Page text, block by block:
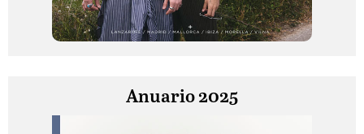
Anuario 2025